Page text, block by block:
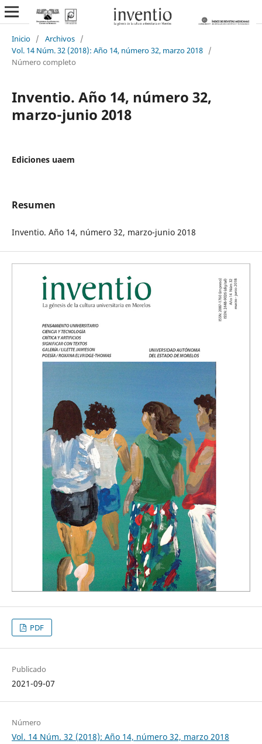
Inicio / Archivos /
Vol. 14 Núm. 32 (2018): Año 14, número 32, marzo 2018 /
Número completo
Inventio. Año 14, número 32,
marzo-junio 2018
Ediciones uaem
Resumen
Inventio. Año 14, número 32, marzo-junio 2018
PDF
Publicado
2021-09-07
Número
Vol. 14 Núm. 32 (2018): Año 14, número 32, marzo 2018